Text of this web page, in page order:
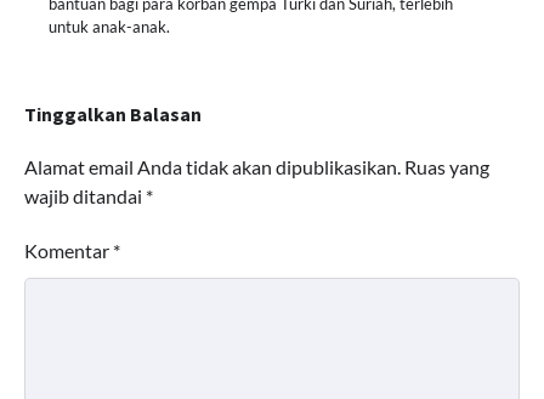
untuk anak-anak.
Tinggalkan Balasan
Alamat email Anda tidak akan dipublikasikan. Ruas yang
wajib ditandai *
Komentar *